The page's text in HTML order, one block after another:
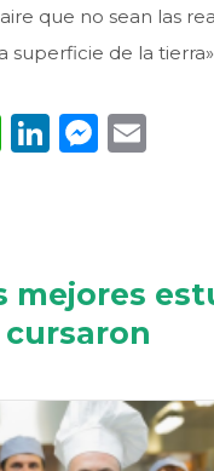
que no sean las
superficie de la tierra»
WhatsApp
LinkedIn
mejores